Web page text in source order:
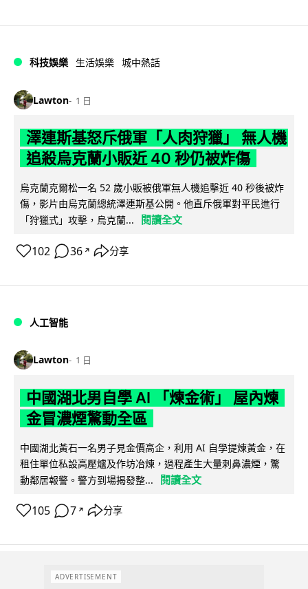
科技娛樂 生活娛樂 城中熱話
Lawton 1 日
澤連斯基怒斥俄軍「人肉狩獵」 無人機
追殺烏克蘭小販近 40 秒仍被炸傷
烏克蘭克爾松一名 52 歲小販被俄軍無人機追擊近 40 秒後被炸
傷，影片由烏克蘭總統澤連斯基公開。他直斥俄軍對平民進行
「狩獵式」攻擊，烏克蘭...
閱讀全文
102 36 ↗ 分享
人工智能
Lawton 1 日
中國湖北男自學 AI 「煉金術」 屋內煉
金冒濃煙驚動全區
中國湖北黃石一名男子見金價高企，利用 AI 自學提煉黃金，在
租住單位私設高壓爐及作坊冶煉，過程產生大量刺鼻濃煙，驚
動鄰居報警。警方到場揭發整...
閱讀全文
105 7 ↗ 分享
ADVERTISEMENT